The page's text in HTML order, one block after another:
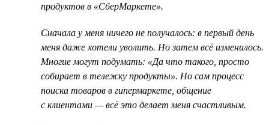
продуктов в «СберМаркете».
Cначала у меня ничего не получалось: в первый день
меня даже хотели уволить. Но затем всё изменилось.
Многие могут подумать: «Да что такого, просто
собирает в тележку продукты». Но сам процесс
поиска товаров в гипермаркете, общение
с клиентами — всё это делает меня счастливым.